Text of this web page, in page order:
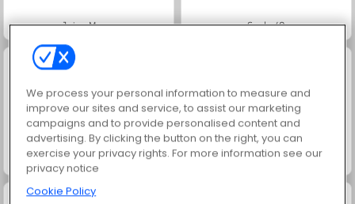
Juice Merge Scala 40
Solitaire Social Trollface Quest: USA 2
We process your personal information to measure and
improve our sites and service, to assist our marketing
campaigns and to provide personalised content and
advertising. By clicking the button on the right, you can
exercise your privacy rights. For more information see our
privacy notice
Cookie Policy